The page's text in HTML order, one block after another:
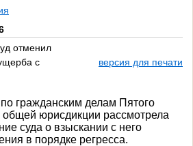
отменил
с
версия для печати
гражданским делам Пятого
общей юрисдикции рассмотрела
суда о взыскании с него
в порядке регресса.